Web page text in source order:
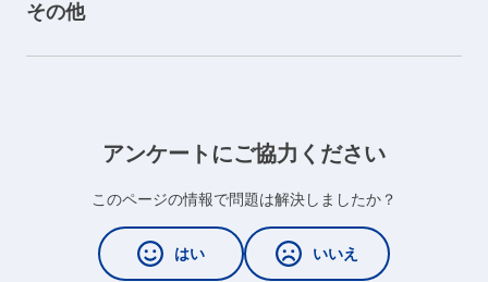
その他
アンケートにご協力ください
このページの情報で問題は解決しましたか？
はい いいえ